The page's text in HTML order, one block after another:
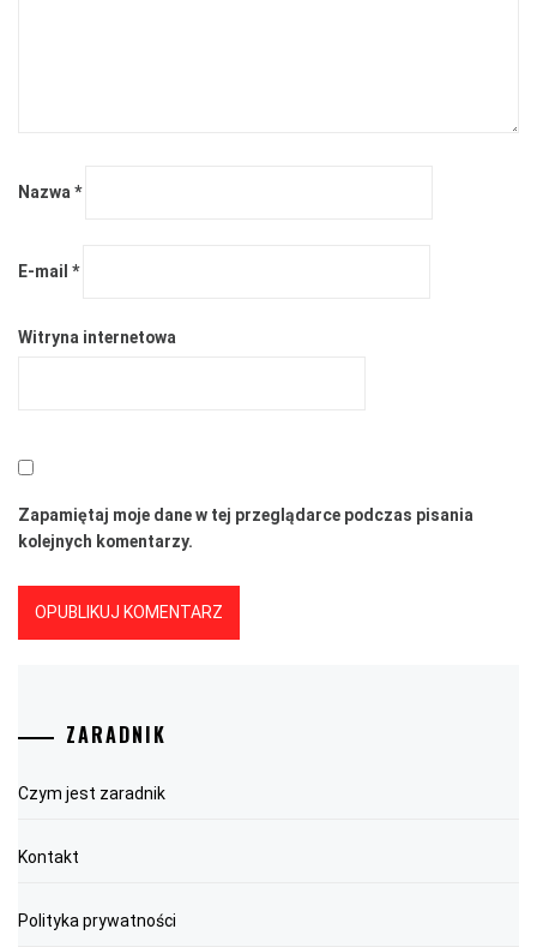
Nazwa*
E-mail *
Witryna internetowa
Zapamiętaj moje dane w tej przeglądarce podczas pisania
kolejnych komentarzy.
ZARADNIK
Czym jest zaradnik
Kontakt
Polityka prywatności